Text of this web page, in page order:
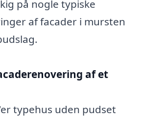
på nogle typiske
af facader i mursten
af et
typehus uden pudset